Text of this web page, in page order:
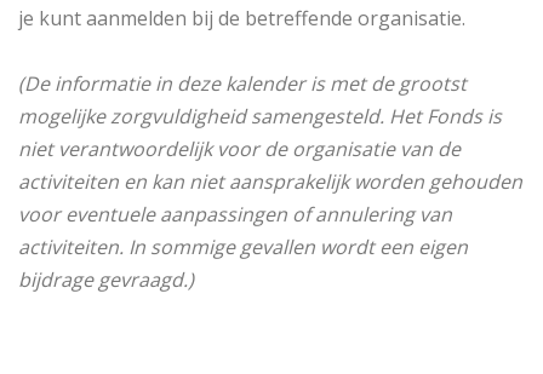
je kunt aanmelden bij de betreffende organisatie.
(De informatie in deze kalender is met de grootst
mogelijke zorgvuldigheid samengesteld. Het Fonds is
niet verantwoordelijk voor de organisatie van de
activiteiten en kan niet aansprakelijk worden gehouden
voor eventuele aanpassingen of annulering van
activiteiten. In sommige gevallen wordt een eigen
bijdrage gevraagd.)